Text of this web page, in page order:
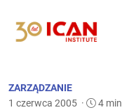
ZARZĄDZANIE
1 czerwca 2005 · 4 min